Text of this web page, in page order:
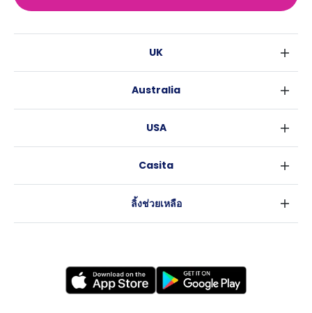
UK
เอดินเบอระ
ลีดส์
โคเวนทรี
เลสเตอร์
Australia
บริสเบน
อะเดลายด์
USA
แอตแลนตา
Casita
ลิ้งช่วยเหลือ